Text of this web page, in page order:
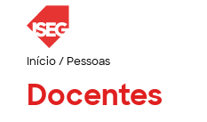
Início/ Pessoas
Docentes